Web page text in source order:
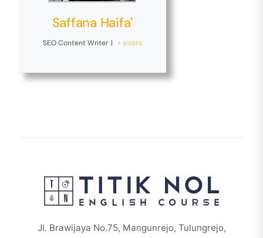
Saffana Haifa'
SEO Content Writer | + posts
Jl. Brawijaya No.75, Mangunrejo, Tulungrejo,